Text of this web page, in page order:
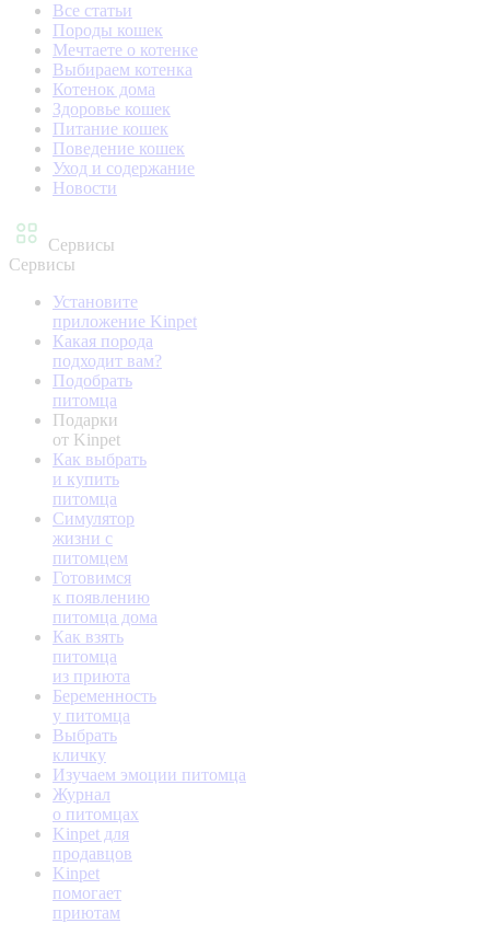
Все статьи
Породы кошек
Мечтаете о котенке
Выбираем котенка
Котенок дома
Здоровье кошек
Питание кошек
Поведение кошек
Уход и содержание
Новости
Сервисы
Сервисы
Установите
приложение Kinpet
Какая порода
подходит вам?
Подобрать
питомца
Подарки
от Kinpet
Как выбрать
и купить
питомца
Симулятор
жизни с
питомцем
Готовимся
к появлению
питомца дома
Как взять
питомца
из приюта
Беременность
у питомца
Выбрать
кличку
Изучаем эмоции питомца
Журнал
о питомцах
Kinpet для
продавцов
Kinpet
помогает
приютам